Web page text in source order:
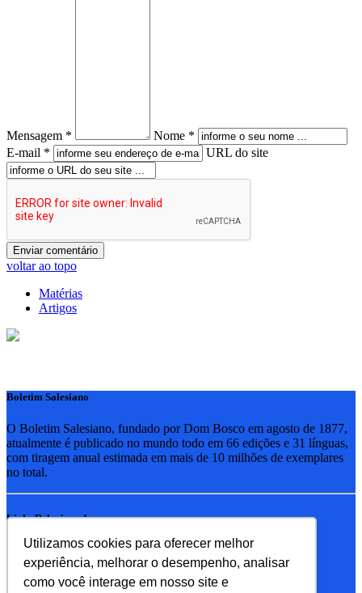
Utilizamos cookies para oferecer melhor
experiência, melhorar o desempenho, analisar
como você interage em nosso site e
Mensagem *
Nome *
E-mail *
URL do site
voltar ao topo
Matérias
Artigos
Boletim Salesiano
O Boletim Salesiano, fundado por Dom Bosco em agosto de 1877,
atualmente é publicado no mundo todo em 66 edições e 31 línguas,
com tiragem anual estimada em mais de 10 milhões de exemplares
no total.
Links Relacionados
RSB - Rede Salesiana Brasil
EDEBE - Editora
UPV - União pela Vida